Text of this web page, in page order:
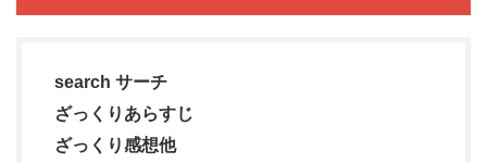
search サーチ
ざっくりあらすじ
ざっくり感想他